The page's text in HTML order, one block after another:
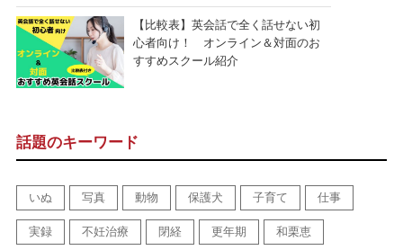
【比較表】英会話で全く話せない初
心者向け！ オンライン＆対面のお
すすめスクール紹介
話題のキーワード
いぬ 写真 動物 保護犬 子育て 仕事
実録 不妊治療 閉経 更年期 和栗恵